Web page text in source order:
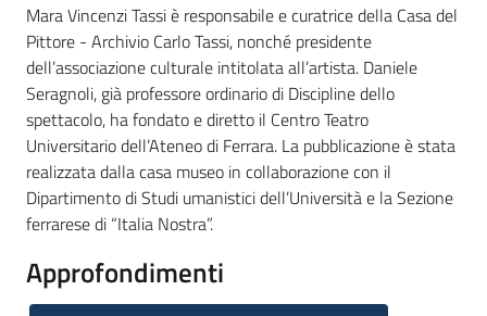
Mara Vincenzi Tassi è responsabile e curatrice della Casa del
Pittore - Archivio Carlo Tassi, nonché presidente
dell’associazione culturale intitolata all’artista. Daniele
Seragnoli, già professore ordinario di Discipline dello
spettacolo, ha fondato e diretto il Centro Teatro
Universitario dell’Ateneo di Ferrara. La pubblicazione è stata
realizzata dalla casa museo in collaborazione con il
Dipartimento di Studi umanistici dell’Università e la Sezione
ferrarese di “Italia Nostra”.
Approfondimenti